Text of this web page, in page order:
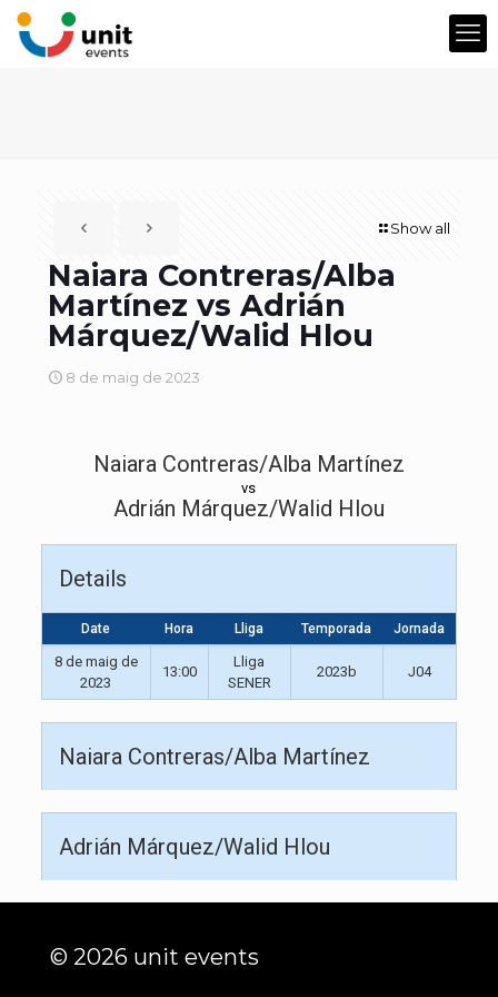
Show all
Naiara Contreras/Alba
Martínez vs Adrián
Márquez/Walid Hlou
8 de maig de 2023
Naiara Contreras/Alba Martínez
vs
Adrián Márquez/Walid Hlou
Details
Date Hora Lliga Temporada Jornada
8 de maig de
2023
13:00
Lliga
SENER
2023b J04
Naiara Contreras/Alba Martínez
Adrián Márquez/Walid Hlou
© 2026 unit events